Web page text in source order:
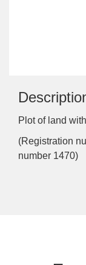
Plot of land
(Registration
number 1470)